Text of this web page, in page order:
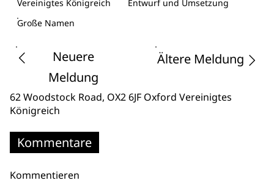
Vereinigtes Königreich
Entwurf und Umsetzung
Große Namen
Neuere
Meldung
Ältere Meldung
62 Woodstock Road, OX2 6JF Oxford Vereinigtes
Königreich
Kommentare
Kommentieren